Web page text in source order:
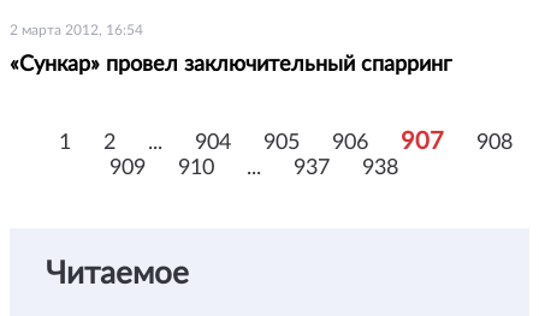
2 марта 2012, 16:54
«Сункар» провел заключительный спарринг
1 2 ... 904 905 906 907
908
909
910 ... 937 938
Читаемое